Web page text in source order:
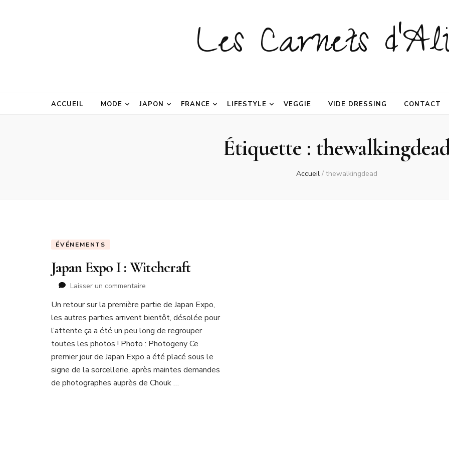
Les Carnets
ACCUEIL MODE JAPON FRANCE LIFESTYLE VEGGIE VIDE DRESSING CONTACT
Étiquette :
Accueil / thewalkingdead
ÉVÉNEMENTS
Japan Expo I : Witchcraft
Laisser un commentaire
Expo
I
:
Witchcraft
Un retour sur la première partie de Japan Expo,
les autres parties arrivent bientôt, désolée pour
l’attente ça a été un peu long de regrouper
toutes les photos ! Photo : Photogeny Ce
premier jour de Japan Expo a été placé sous le
signe de la sorcellerie, après maintes demandes
de photographes auprès de Chouk …